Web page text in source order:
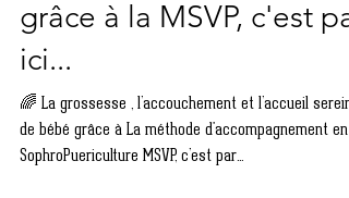
l’accouchement et
l’accueil serein de bébé
grâce à la MSVP, c'est par
ici...